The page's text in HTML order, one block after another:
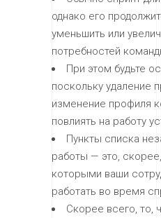
однако его
уменьшить или
потребностей
При этом будьте
поскольку удаление
изменение профиля
повлиять на работу
Пункты списка
работы — это,
которыми ваши
работать во время
Скорее всего, то,